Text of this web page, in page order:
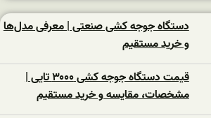
دستگاه جوجه کشی صنعتی | معرفی مدل‌ها
و خرید مستقیم
قیمت دستگاه جوجه کشی ۳۰۰۰ تایی |
مشخصات، مقایسه و خرید مستقیم